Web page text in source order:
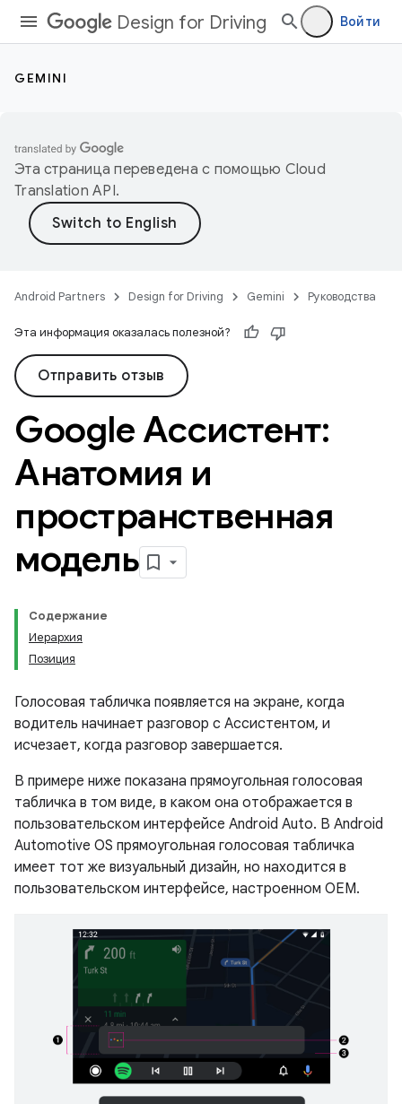
Design for Driving Войти
GEMINI
Эта страница переведена с помощью Cloud
Translation API.
Android Partners Design for Driving Gemini Руководства
Эта информация оказалась полезной?
Отправить отзыв
Google Ассистент:
Анатомия и
пространственная
модель
Содержание
Иерархия
Позиция
Голосовая табличка появляется на экране, когда
водитель начинает разговор с Ассистентом, и
исчезает, когда разговор завершается.
В примере ниже показана прямоугольная голосовая
табличка в том виде, в каком она отображается в
пользовательском интерфейсе Android Auto. В Android
Automotive OS прямоугольная голосовая табличка
имеет тот же визуальный дизайн, но находится в
пользовательском интерфейсе, настроенном OEM.